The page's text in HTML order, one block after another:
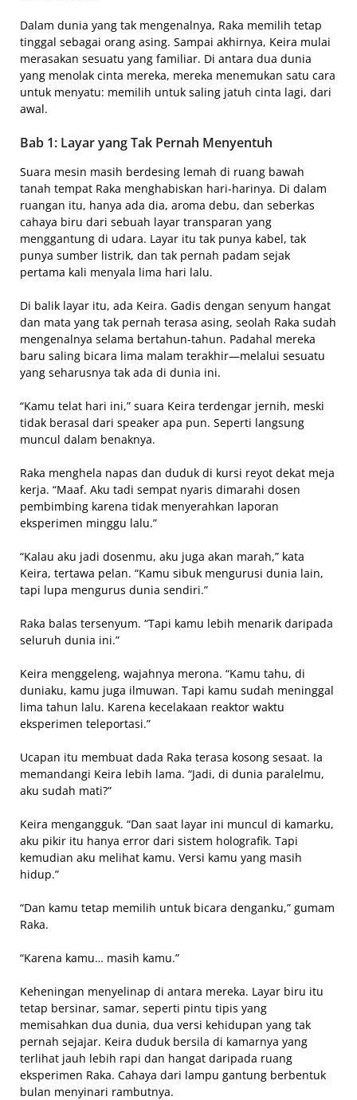
Dalam dunia yang tak mengenalnya, Raka memilih tetap
tinggal sebagai orang asing. Sampai akhirnya, Keira mulai
merasakan sesuatu yang familiar. Di antara dua dunia
yang menolak cinta mereka, mereka menemukan satu cara
untuk menyatu: memilih untuk saling jatuh cinta lagi, dari
awal.
Bab 1: Layar yang Tak Pernah Menyentuh
Suara mesin masih berdesing lemah di ruang bawah
tanah tempat Raka menghabiskan hari-harinya. Di dalam
ruangan itu, hanya ada dia, aroma debu, dan seberkas
cahaya biru dari sebuah layar transparan yang
menggantung di udara. Layar itu tak punya kabel, tak
punya sumber listrik, dan tak pernah padam sejak
pertama kali menyala lima hari lalu.
Di balik layar itu, ada Keira. Gadis dengan senyum hangat
dan mata yang tak pernah terasa asing, seolah Raka sudah
mengenalnya selama bertahun-tahun. Padahal mereka
baru saling bicara lima malam terakhir—melalui sesuatu
yang seharusnya tak ada di dunia ini.
“Kamu telat hari ini,” suara Keira terdengar jernih, meski
tidak berasal dari speaker apa pun. Seperti langsung
muncul dalam benaknya.
Raka menghela napas dan duduk di kursi reyot dekat meja
kerja. “Maaf. Aku tadi sempat nyaris dimarahi dosen
pembimbing karena tidak menyerahkan laporan
eksperimen minggu lalu.”
“Kalau aku jadi dosenmu, aku juga akan marah,” kata
Keira, tertawa pelan. “Kamu sibuk mengurusi dunia lain,
tapi lupa mengurus dunia sendiri.”
Raka balas tersenyum. “Tapi kamu lebih menarik daripada
seluruh dunia ini.”
Keira menggeleng, wajahnya merona. “Kamu tahu, di
duniaku, kamu juga ilmuwan. Tapi kamu sudah meninggal
lima tahun lalu. Karena kecelakaan reaktor waktu
eksperimen teleportasi.”
Ucapan itu membuat dada Raka terasa kosong sesaat. Ia
memandangi Keira lebih lama. “Jadi, di dunia paralelmu,
aku sudah mati?”
Keira mengangguk. “Dan saat layar ini muncul di kamarku,
aku pikir itu hanya error dari sistem holografik. Tapi
kemudian aku melihat kamu. Versi kamu yang masih
hidup.”
“Dan kamu tetap memilih untuk bicara denganku,” gumam
Raka.
“Karena kamu… masih kamu.”
Keheningan menyelinap di antara mereka. Layar biru itu
tetap bersinar, samar, seperti pintu tipis yang
memisahkan dua dunia, dua versi kehidupan yang tak
pernah sejajar. Keira duduk bersila di kamarnya yang
terlihat jauh lebih rapi dan hangat daripada ruang
eksperimen Raka. Cahaya dari lampu gantung berbentuk
bulan menyinari rambutnya.